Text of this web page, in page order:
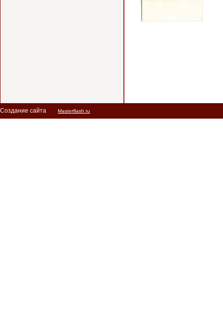
Создание сайта Masterflash.ru